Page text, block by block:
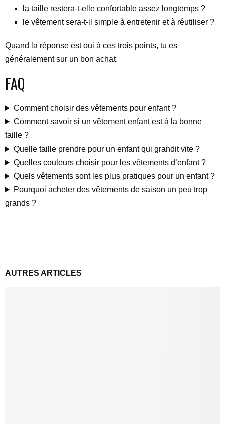
la taille restera-t-elle confortable assez longtemps ?
le vêtement sera-t-il simple à entretenir et à réutiliser ?
Quand la réponse est oui à ces trois points, tu es
généralement sur un bon achat.
FAQ
Comment choisir des vêtements pour enfant ?
Comment savoir si un vêtement enfant est à la bonne
taille ?
Quelle taille prendre pour un enfant qui grandit vite ?
Quelles couleurs choisir pour les vêtements d’enfant ?
Quels vêtements sont les plus pratiques pour un enfant ?
Pourquoi acheter des vêtements de saison un peu trop
grands ?
AUTRES ARTICLES